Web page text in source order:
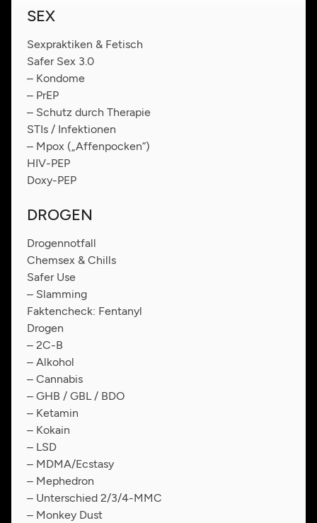
SEX
Sexpraktiken & Fetisch
Safer Sex 3.0
– Kondome
– PrEP
– Schutz durch Therapie
STIs / Infektionen
– Mpox („Affenpocken“)
HIV-PEP
Doxy-PEP
DROGEN
Drogennotfall
Chemsex & Chills
Safer Use
– Slamming
Faktencheck: Fentanyl
Drogen
– 2C-B
– Alkohol
– Cannabis
– GHB / GBL / BDO
– Ketamin
– Kokain
– LSD
– MDMA/Ecstasy
– Mephedron
– Unterschied 2/3/4-MMC
– Monkey Dust